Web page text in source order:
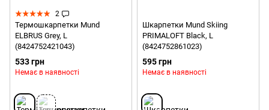
2
Термошкарпетки Mund
ELBRUS Grey, L
(8424752421043)
533 грн
Немає в наявності
Шкарпетки Mund Skiing
PRIMALOFT Black, L
(8424752861023)
595 грн
Немає в наявності